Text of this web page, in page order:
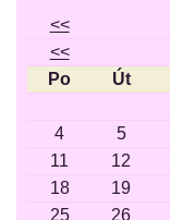
<<
<<
Po
Út
4
5
11
12
18
19
25
26